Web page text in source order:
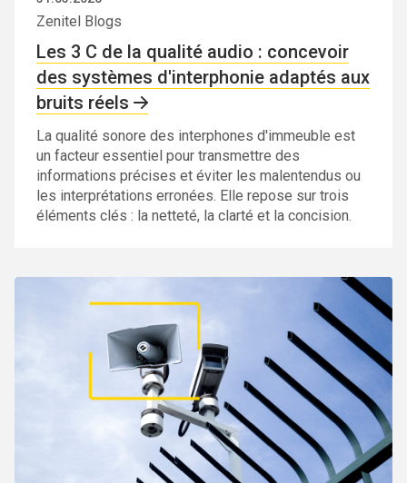
Zenitel Blogs
Les 3 C de la qualité audio : concevoir
des systèmes d'interphonie adaptés aux
bruits réels
La qualité sonore des interphones d'immeuble est
un facteur essentiel pour transmettre des
informations précises et éviter les malentendus ou
les interprétations erronées. Elle repose sur trois
éléments clés : la netteté, la clarté et la concision.